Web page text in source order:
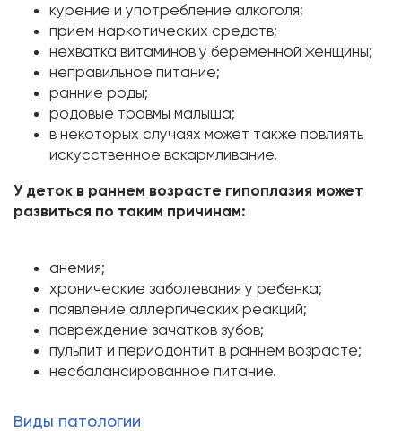
курение и употребление алкоголя;
прием наркотических средств;
нехватка витаминов у беременной женщины;
неправильное питание;
ранние роды;
родовые травмы малыша;
в некоторых случаях может также повлиять
искусственное вскармливание.
У деток в раннем возрасте гипоплазия может
развиться по таким причинам:
анемия;
хронические заболевания у ребенка;
появление аллергических реакций;
повреждение зачатков зубов;
пульпит и периодонтит в раннем возрасте;
несбалансированное питание.
Виды патологии